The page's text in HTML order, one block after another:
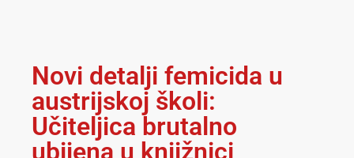
Novi detalji femicida u
austrijskoj školi:
Učiteljica brutalno
ubijena u knjižnici